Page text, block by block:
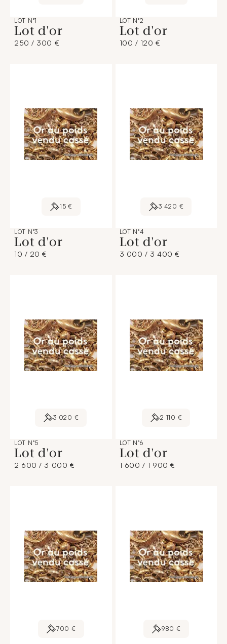
LOT N°1
Lot d'or
250 / 300 €
LOT N°2
Lot d'or
100 / 120 €
15 €
LOT N°3
Lot d'or
10 / 20 €
3 420 €
LOT N°4
Lot d'or
3 000 / 3 400 €
3 020 €
LOT N°5
Lot d'or
2 600 / 3 000 €
2 110 €
LOT N°6
Lot d'or
1 600 / 1 900 €
700 € 980 €